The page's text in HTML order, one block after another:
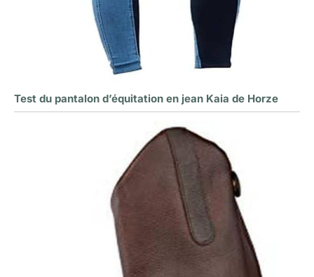
Test du pantalon d’équitation en jean Kaia de Horze